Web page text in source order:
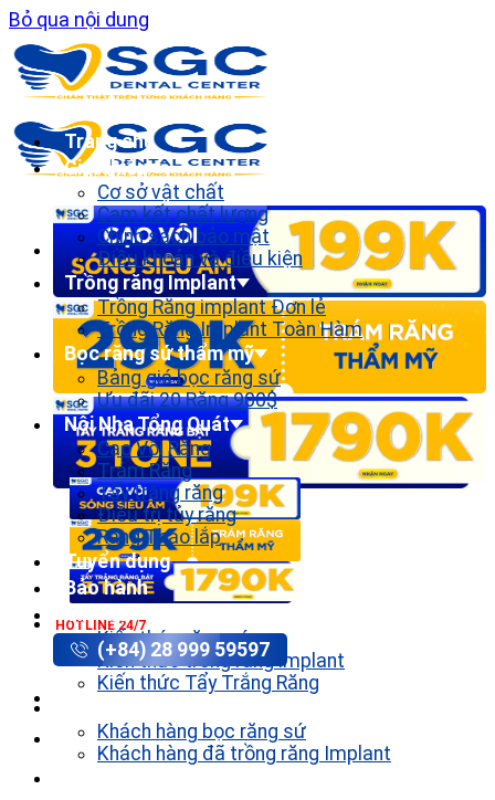
Bỏ qua nội dung
HOTLINE 24/7
(+84) 28 999 59597
Trang chủ
Giới thiệu
Cơ sở vật chất
Cam kết chất lượng
Chính sách bảo mật
Điều khoản và điều kiện
Trồng răng Implant
Trồng Răng implant Đơn lẻ
Trồng Răng Implant Toàn Hàm
Bọc răng sứ thẩm mỹ
Bảng giá bọc răng sứ
Ưu đãi 20 Răng 900$
Nội Nha Tổng Quát
Cạo Vôi Răng
Trám Răng
Tẩy trắng răng
Điều trị tủy răng
Răng Tháo lắp
Tuyển dụng
Bảo hành
Kiến thức răng sứ
Kiến thức trồng răng implant
Kiến thức Tẩy Trắng Răng
Khách hàng bọc răng sứ
Khách hàng đã trồng răng Implant